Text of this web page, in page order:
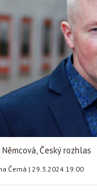
Český rozhlas
Černá | 29.3.2024 19:00